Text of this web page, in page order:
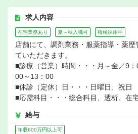
求人内容
在宅業務あり 夏～秋入職可 積極採用中
店舗にて、調剤業務・服薬指導・薬歴
ていただきます。
■診療（営業）時間・・・月～金／9：
00～13：00
■休診（定休）日・・・日曜日、祝日
■応需科目・・・総合科目、透析、在
給与
年収600万円以上可